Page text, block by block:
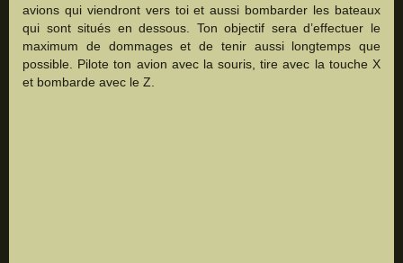
avions qui viendront vers toi et aussi bombarder les bateaux
qui sont situés en dessous. Ton objectif sera d’effectuer le
maximum de dommages et de tenir aussi longtemps que
possible. Pilote ton avion avec la souris, tire avec la touche X
et bombarde avec le Z.